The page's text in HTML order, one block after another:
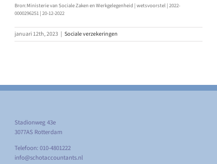
Bron:Ministerie van Sociale Zaken en Werkgelegenheid | wetsvoorstel | 2022-
0000296251 | 20-12-2022
januari 12th, 2023 | Sociale verzekeringen
Stadionweg 43e
3077AS Rotterdam
Telefoon: 010-4801222
info@schotaccountants.nl